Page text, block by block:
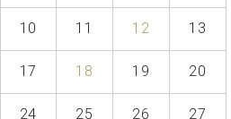
10 11 12 13
17 18 19 20
24 25 26 27